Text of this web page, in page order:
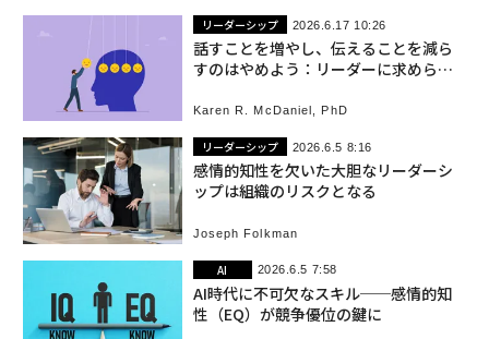
リーダーシップ 2026.6.17 10:26
話すことを増やし、伝えることを減ら
すのはやめよう：リーダーに求められ
Karen R. McDaniel, PhD
リーダーシップ 2026.6.5 8:16
感情的知性を欠いた大胆なリーダーシ
ップは組織のリスクとなる
Joseph Folkman
AI 2026.6.5 7:58
AI時代に不可欠なスキル──感情的知
性（EQ）が競争優位の鍵に